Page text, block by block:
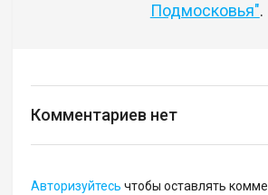
Подмосковья".
Комментариев нет
Авторизуйтесь чтобы оставлять